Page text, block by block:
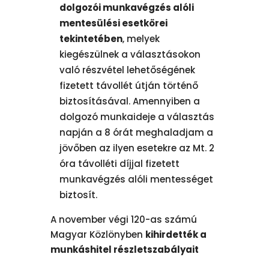
dolgozói munkavégzés alóli
mentesülési esetkörei
tekintetében, melyek
kiegészülnek a választásokon
való részvétel lehetőségének
fizetett távollét útján történő
biztosításával. Amennyiben a
dolgozó munkaideje a választás
napján a 8 órát meghaladjam a
jövőben az ilyen esetekre az Mt. 2
óra távolléti díjjal fizetett
munkavégzés alóli mentességet
biztosít.
A november végi 120-as számú
Magyar Közlönyben kihirdették a
munkáshitel részletszabályait